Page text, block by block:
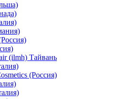
(ilmh) Тайвань
(Россия)